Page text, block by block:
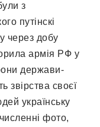
з
путінскі
через добу
армія РФ у
держави-
звірства своєї
українську
фото,